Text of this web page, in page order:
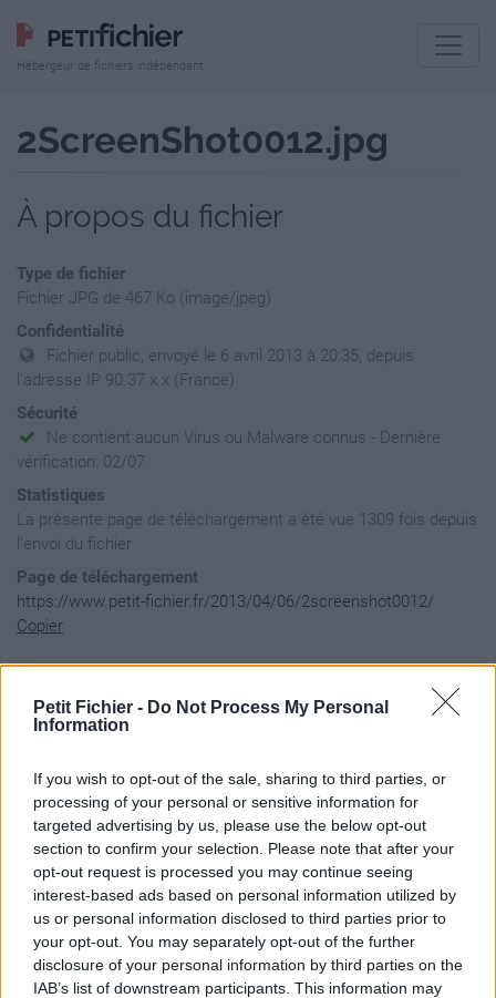
Petit Fichier - Do Not Process My Personal
Information
If you wish to opt-out of the sale, sharing to third parties, or
processing of your personal or sensitive information for
targeted advertising by us, please use the below opt-out
section to confirm your selection. Please note that after your
opt-out request is processed you may continue seeing
interest-based ads based on personal information utilized by
us or personal information disclosed to third parties prior to
your opt-out. You may separately opt-out of the further
disclosure of your personal information by third parties on the
IAB’s list of downstream participants. This information may
Hébergeur de fichiers indépendant
2ScreenShot0012.jpg
À propos du fichier
Type de fichier
Fichier JPG de 467 Ko (image/jpeg)
Confidentialité
Fichier public, envoyé le 6 avril 2013 à 20:35, depuis
l'adresse IP 90.37.x.x (France)
Sécurité
Ne contient aucun Virus ou Malware connus - Dernière
vérification: 02/07
Statistiques
La présente page de téléchargement a été vue 1309 fois depuis
l'envoi du fichier
Page de téléchargement
https://www.petit-fichier.fr/2013/04/06/2screenshot0012/
Copier
Aperçu du fichier